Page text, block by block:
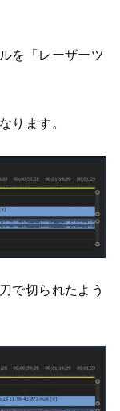
を「レーザーツ
ります。
で切られたよう